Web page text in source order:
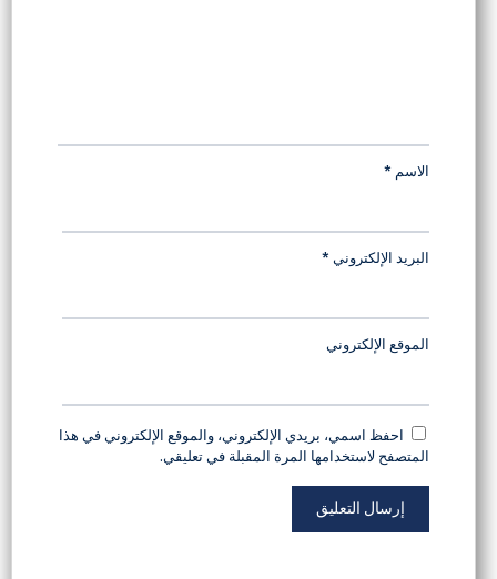
الاسم*
البريد الإلكتروني*
الموقع الإلكتروني
احفظ اسمي، بريدي الإلكتروني، والموقع الإلكتروني في هذا
المتصفح لاستخدامها المرة المقبلة في تعليقي.